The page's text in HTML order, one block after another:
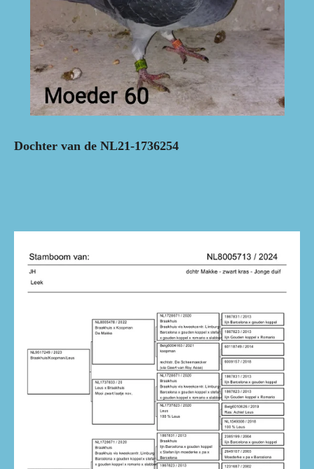
Dochter van de NL21-1736254